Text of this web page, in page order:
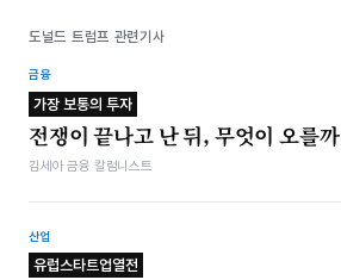
도널드 트럼프 관련기사
금융
가장 보통의 투자
전쟁이 끝나고 난 뒤, 무엇이 오를까
김세아 금융 칼럼니스트
산업
유럽스타트업열전